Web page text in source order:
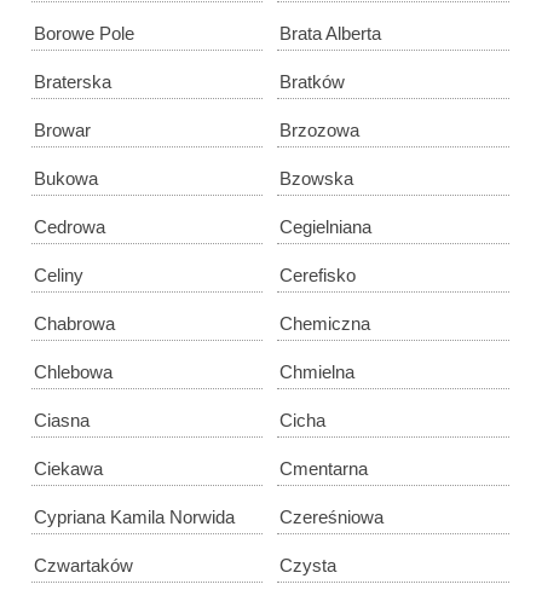
Borowe Pole Brata Alberta
Braterska Bratków
Browar Brzozowa
Bukowa Bzowska
Cedrowa Cegielniana
Celiny Cerefisko
Chabrowa Chemiczna
Chlebowa Chmielna
Ciasna Cicha
Ciekawa Cmentarna
Cypriana Kamila Norwida Czereśniowa
Czwartaków Czysta